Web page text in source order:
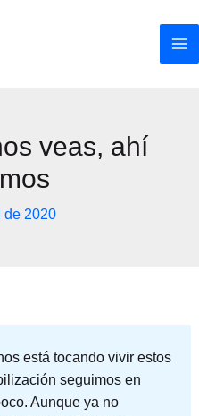
veas, ahí
de 2020
está tocando vivir estos
seguimos en
Aunque ya no